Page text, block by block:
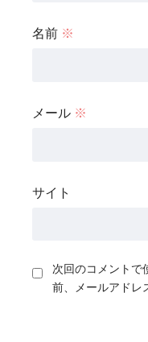
名前 ※
メール ※
サイト
次回のコメントで
前、メールアドレ